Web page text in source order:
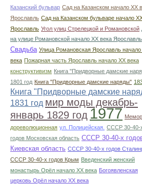
Казанский бульвар Сад на Казанском начало ХХ
Ярославль Сад на Казанском бульваре начало
Ярославль Угол улиц Стрелецкой и Романовской
на улице Романовской начало ХХ века Ярославль
Свадьба Улица Романовская Ярославль
века Пожарная часть Ярославль начало ХХ века
конструктивизм Книга "Придворные дамские
1801 год Книга "Придворные дамские наряды"
Книга "Придворные дамские
1831 год мир моды декабрь-
январь 1829 год 1977
дореволюционная ул. Полицейская. СССР 30-40-
годов Московская область СССР 30-40-х
Киевская область СССР 30-40-х годов
СССР 30-40-х годов Крым Введенский женский
монастырь Орёл начало ХХ века Богоявленская
церковь Орёл начало ХХ века